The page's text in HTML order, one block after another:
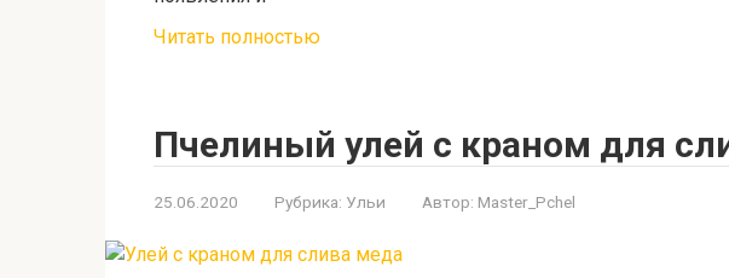
Читать полностью
Пчелиный улей с краном для
25.06.2020 Рубрика: Ульи Автор: Master_Pchel